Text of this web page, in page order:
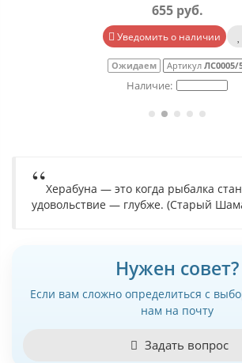
655 руб.
Уведомить о наличии
Ожидаем Артикул ЛС0005/
Херабуна — это когда рыбалка
удовольствие — глубже. (Старый
Нужен совет?
Если вам сложно определиться с
нам на почту
Задать вопрос